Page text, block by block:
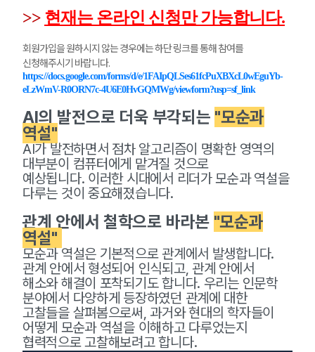
>> 현재는 온라인 신청만 가능합니다.
회원가입을 원하시지 않는 경우에는 하단 링크를 통해 참여를
신청해주시기 바랍니다.
https://docs.google.com/forms/d/e/1FAIpQLSes61fcPuXBXcL0wEguYb-
eLzWmV-R0ORN7c-4U6E0HvGQMWg/viewform?usp=sf_link
AI의 발전으로 더욱 부각되는 "모순과
역설"
AI가 발전하면서 점차 알고리즘이 명확한 영역의
대부분이 컴퓨터에게 맡겨질 것으로
예상됩니다. 이러한 시대에서 리더가 모순과 역설을
다루는 것이 중요해졌습니다.
관계 안에서 철학으로 바라본 "모순과
역설"
모순과 역설은 기본적으로 관계에서 발생합니다.
관계 안에서 형성되어 인식되고, 관계 안에서
해소와 해결이 포착되기도 합니다. 우리는 인문학
분야에서 다양하게 등장하였던 관계에 대한
고찰들을 살펴봄으로써, 과거와 현대의 학자들이
어떻게 모순과 역설을 이해하고 다루었는지
협력적으로 고찰해보려고 합니다.